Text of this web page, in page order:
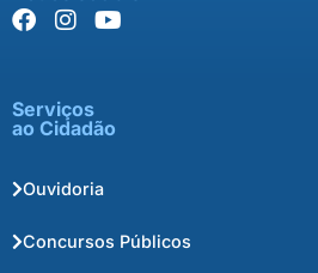
Serviços
ao Cidadão
Ouvidoria
Concursos Públicos